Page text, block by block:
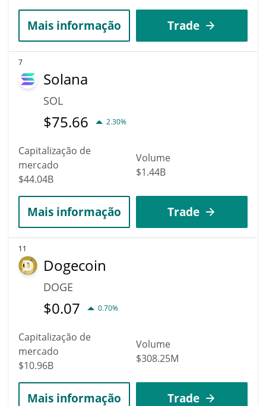
Mais informação Trade
7
Solana
SOL
$75.66 2.30%
Capitalização de
mercado
$44.04B
Volume
$1.44B
Mais informação Trade
11
Dogecoin
DOGE
$0.07 0.70%
Capitalização de
mercado
$10.96B
Volume
$308.25M
Mais informação Trade